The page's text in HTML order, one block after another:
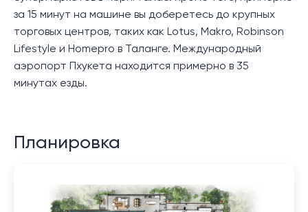
за 15 минут на машине вы доберетесь до крупных
торговых центров, таких как Lotus, Makro, Robinson
Lifestyle и Homepro в Таланге. Международный
аэропорт Пхукета находится примерно в 35
минутах езды.
Планировка